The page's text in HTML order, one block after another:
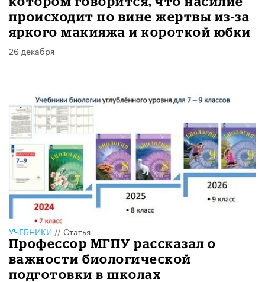
происходит по вине жертвы из-за
яркого макияжа и короткой юбки
26 декабря
УЧЕБНИКИ // Статья
Профессор МГПУ рассказал о
важности биологической
подготовки в школах